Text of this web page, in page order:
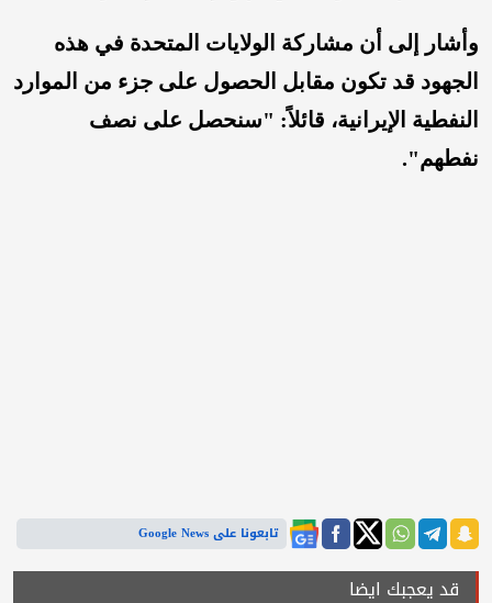
وأشار إلى أن مشاركة الولايات المتحدة في هذه
الجهود قد تكون مقابل الحصول على جزء من الموارد
النفطية الإيرانية، قائلاً: "سنحصل على نصف
نفطهم".
تابعونا على Google News
قد يعجبك ايضا